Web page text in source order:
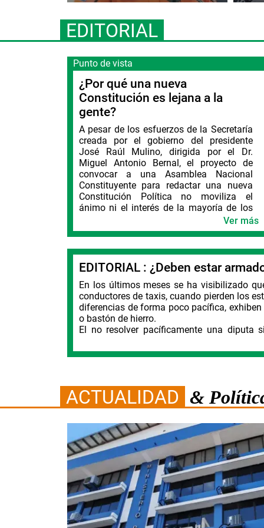
EDITORIAL
Punto de vista
¿Por qué una nueva
Constitución es lejana a la
gente?
A pesar de los esfuerzos de la Secretaría
creada por el gobierno del presidente
José Raúl Mulino, dirigida por el Dr.
Miguel Antonio Bernal, el proyecto de
convocar a una Asamblea Nacional
Constituyente para redactar una nueva
Constitución Política no moviliza el
ánimo ni el interés de la mayoría de los
El país está tan fraccionado en partidos
esfuerzo de educar a través de la
alfabetización no se convierte en una
carta en blanco. El plan es que el otro año
se comience a trabajar en el texto.
Ver más
EDITORIAL : ¿Deben estar
En los últimos meses se ha visibilizado
conductores de taxis, cuando pierden los
diferencias de forma poco pacífica,
o bastón de hierro.
El no resolver pacíficamente una diputa
inclusive matar al que sería en ese
pregunta y no se puede evadir, es ¿por
¿Cuándo se pasó, por la actitud de un grupo
ACTUALIDAD &